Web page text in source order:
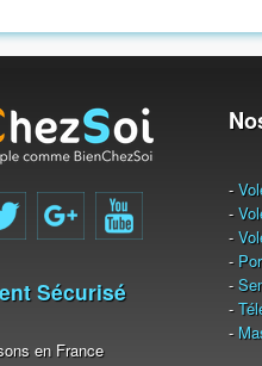
-
-
-
-
-
-
-
Sécurisé
en France